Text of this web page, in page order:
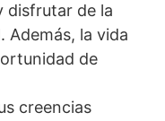
disfrutar de la
Además, la vida
de
creencias